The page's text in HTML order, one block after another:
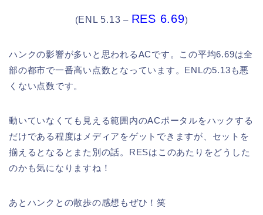
(ENL 5.13 – RES 6.69)
ハンクの影響が多いと思われるACです。この平均6.69は全
部の都市で一番高い点数となっています。ENLの5.13も悪
くない点数です。
動いていなくても見える範囲内のACポータルをハックする
だけである程度はメディアをゲットできますが、セットを
揃えるとなるとまた別の話。RESはこの‍あたりをどうした
のかも気になりますね！
あとハンクとの散歩の感想もぜひ！笑